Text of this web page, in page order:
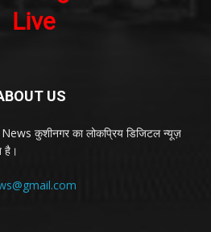
US
कुशीनगर का लोकप्रिय डिजिटल न्यूज़
है।